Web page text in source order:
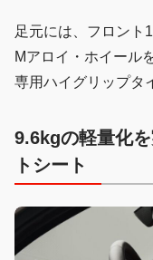
足元には、フロント
Mアロイ・ホイール
専用ハイグリップタ
9.6kgの軽量化
トシート